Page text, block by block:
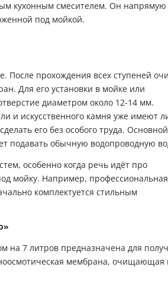
кухонным смесителем. Он напрямую
под мойкой.
После прохождения всех ступеней
Для его установки в мойке или
диаметром около 12-14 мм.
и искусственного камня уже имеют
его без особого труда. Основной
подавать обычную водопроводную
особенно когда речь идёт про
мойку. Например, профессиональная
комплектуется стильным
»
на 7 литров предназначена для
мембрана, очищающая